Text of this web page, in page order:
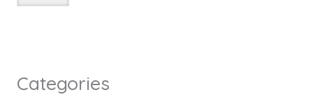
Categories